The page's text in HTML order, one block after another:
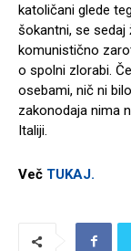
katoličani glede
šokantni, se sedaj
komunistično
o spolni zlorabi.
osebami, nič ni
zakonodaja nima
Italiji.
Več TUKAJ.